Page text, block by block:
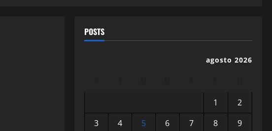
POSTS
agosto 2026
1
2
3
4 5 6 7 8
9